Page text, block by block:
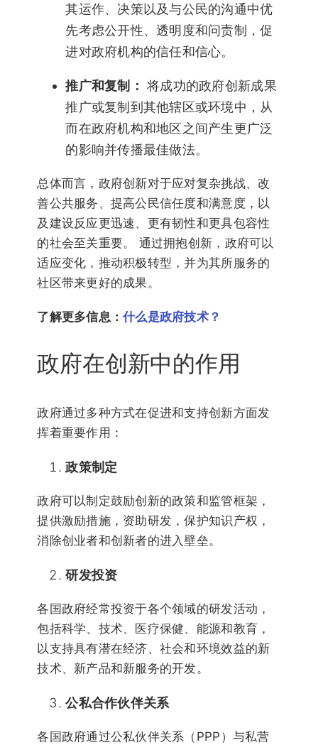
其运作、决策以及与公民的沟通中优
先考虑公开性、透明度和问责制，促
进对政府机构的信任和信心。
推广和复制：将成功的政府创新成果
推广或复制到其他辖区或环境中，从
而在政府机构和地区之间产生更广泛
的影响并传播最佳做法。
总体而言，政府创新对于应对复杂挑战、改
善公共服务、提高公民信任度和满意度，以
及建设反应更迅速、更有韧性和更具包容性
的社会至关重要。 通过拥抱创新，政府可以
适应变化，推动积极转型，并为其所服务的
社区带来更好的成果。
了解更多信息：什么是政府技术？
政府在创新中的作用
政府通过多种方式在促进和支持创新方面发
挥着重要作用：
政策制定
政府可以制定鼓励创新的政策和监管框架，
提供激励措施，资助研发，保护知识产权，
消除创业者和创新者的进入壁垒。
研发投资
各国政府经常投资于各个领域的研发活动，
包括科学、技术、医疗保健、能源和教育，
以支持具有潜在经济、社会和环境效益的新
技术、新产品和新服务的开发。
公私合作伙伴关系
各国政府通过公私伙伴关系（PPP）与私营